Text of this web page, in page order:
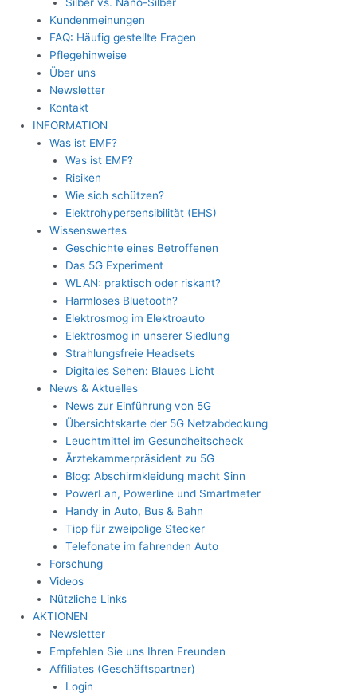
Kundenmeinungen
FAQ: Häufig gestellte Fragen
Pflegehinweise
Über uns
Newsletter
Kontakt
INFORMATION
Was ist EMF?
Was ist EMF?
Risiken
Wie sich schützen?
Elektrohypersensibilität (EHS)
Wissenswertes
Geschichte eines Betroffenen
Das 5G Experiment
WLAN: praktisch oder riskant?
Harmloses Bluetooth?
Elektrosmog im Elektroauto
Elektrosmog in unserer Siedlung
Strahlungsfreie Headsets
Digitales Sehen: Blaues Licht
News & Aktuelles
News zur Einführung von 5G
Übersichtskarte der 5G Netzabdeckung
Leuchtmittel im Gesundheitscheck
Ärztekammerpräsident zu 5G
Blog: Abschirmkleidung macht Sinn
PowerLan, Powerline und Smartmeter
Handy in Auto, Bus & Bahn
Tipp für zweipolige Stecker
Telefonate im fahrenden Auto
Forschung
Videos
Nützliche Links
AKTIONEN
Newsletter
Empfehlen Sie uns Ihren Freunden
Affiliates (Geschäftspartner)
Login